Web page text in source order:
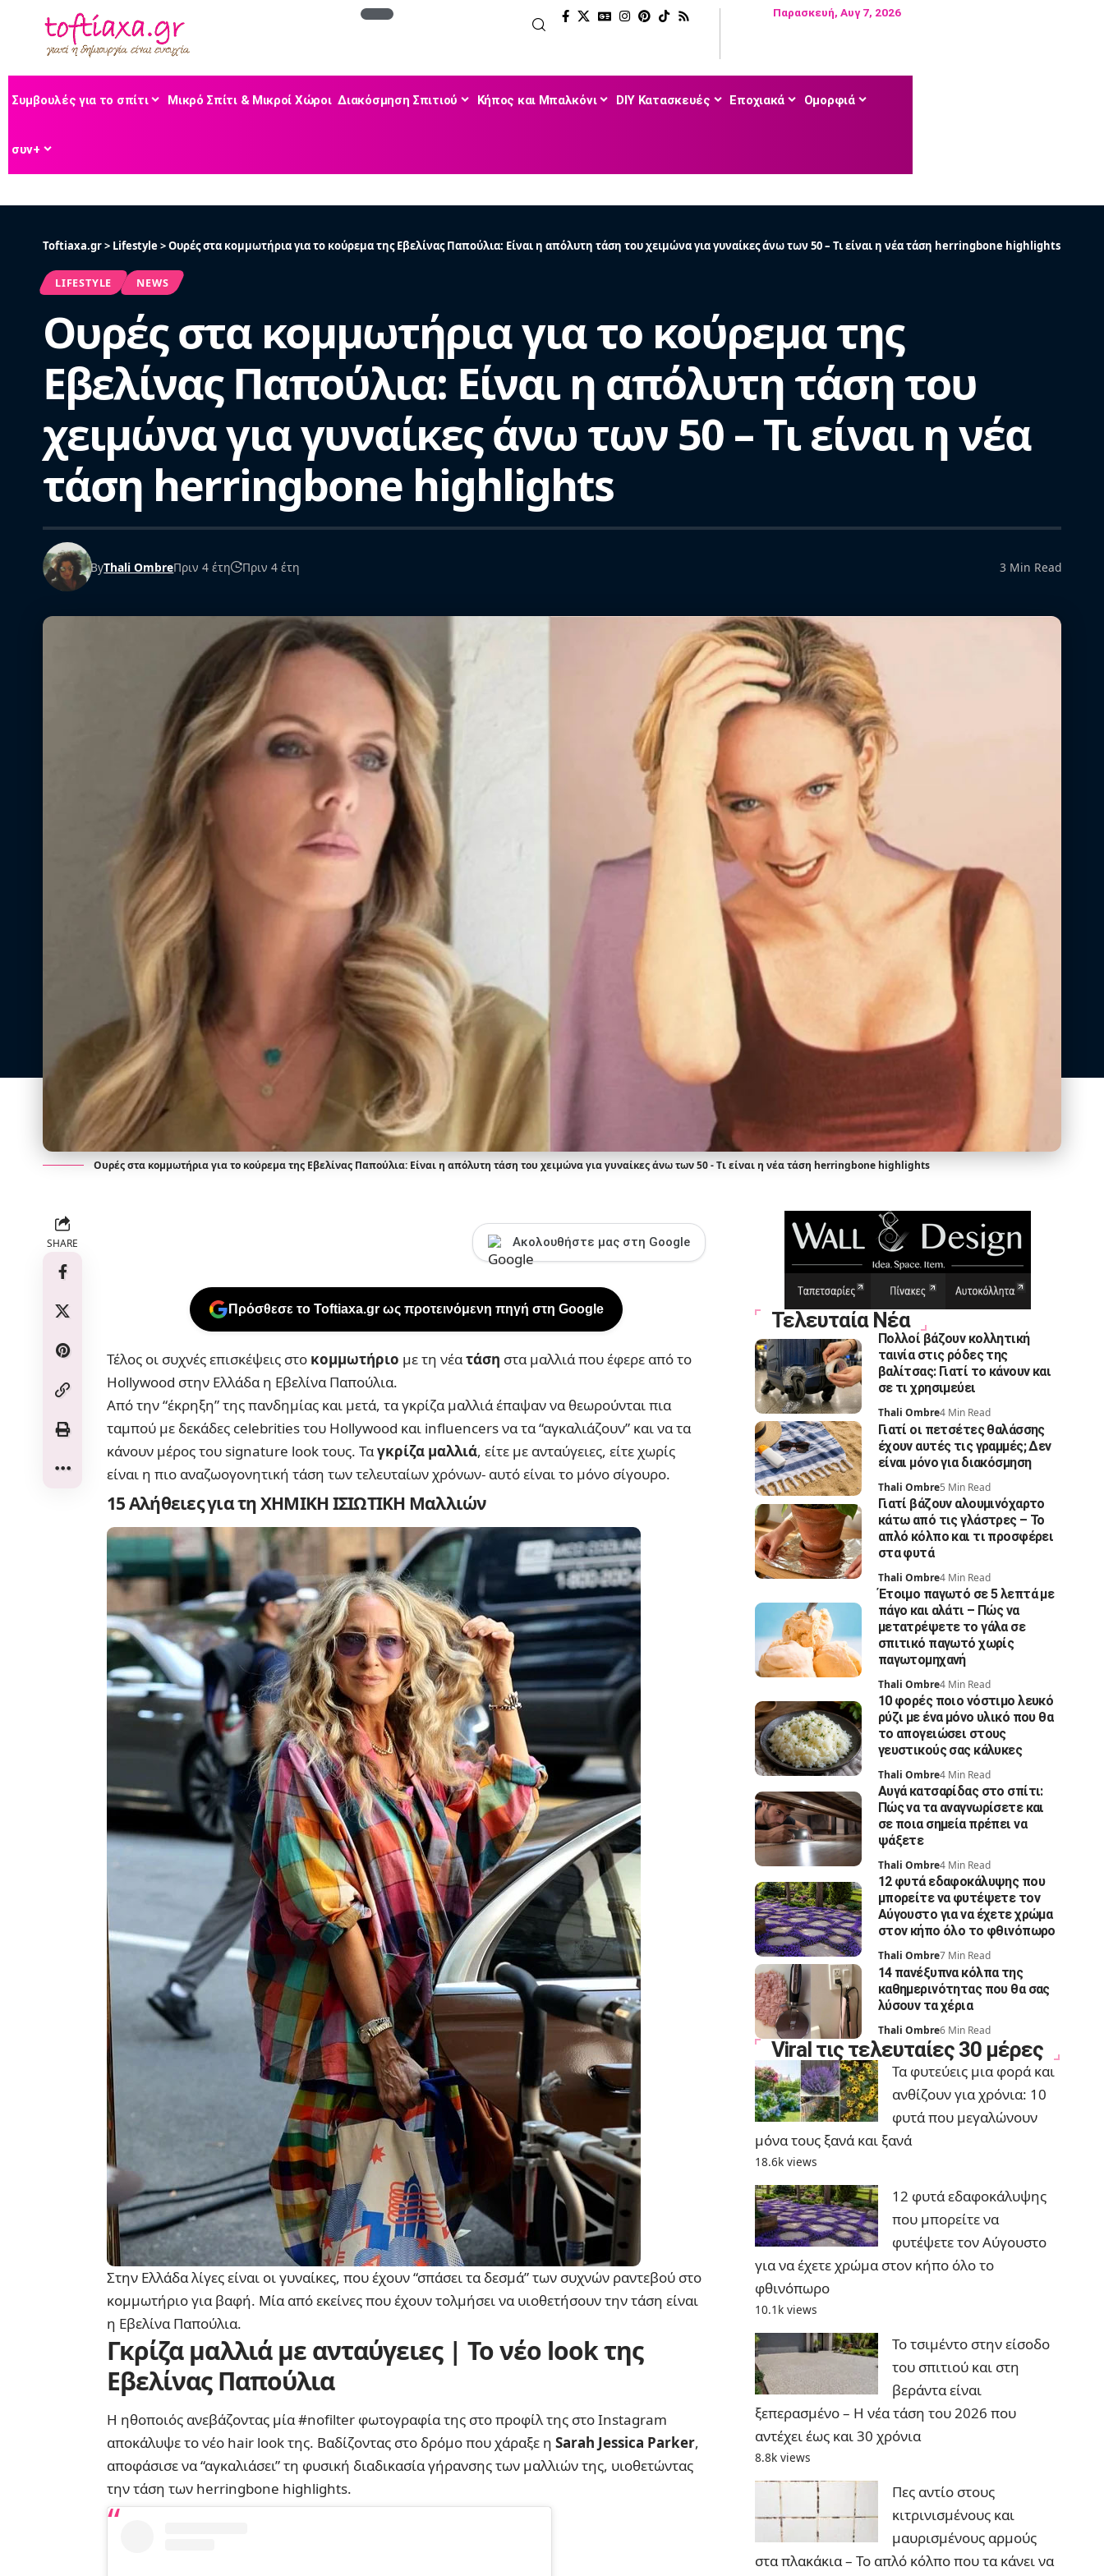
Παρασκευή, Αυγ 7, 2026
Συμβουλές για το σπίτι Μικρό Σπίτι & Μικροί Χώροι Διακόσμηση Σπιτιού Κήπος και Μπαλκόνι DIY Κατασκευές Εποχιακά Ομορφιά
συν+
Toftiaxa.gr> Lifestyle>Ουρές στα κομμωτήρια για το κούρεμα της Εβελίνας Παπούλια: Είναι η απόλυτη τάση του χειμώνα για γυναίκες άνω των 50 – Τι είναι η νέα τάση herringbone highlights
LIFESTYLE NEWS
Ουρές στα κομμωτήρια για το κούρεμα της
Εβελίνας Παπούλια: Είναι η απόλυτη τάση του
χειμώνα για γυναίκες άνω των 50 – Τι είναι η νέα
τάση herringbone highlights
ByThali OmbreΠριν 4 έτη Πριν 4 έτη 3 Min Read
Ουρές στα κομμωτήρια για το κούρεμα της Εβελίνας Παπούλια: Είναι η απόλυτη τάση του χειμώνα για γυναίκες άνω των 50 - Τι είναι η νέα τάση herringbone highlights
SHARE Ακολουθήστε μας στη Google
Πρόσθεσε το Toftiaxa.gr ως προτεινόμενη πηγή στη Google
Τέλος οι συχνές επισκέψεις στο κομμωτήριο με τη νέατάση στα μαλλιά που έφερε από το
Hollywood στην Ελλάδα η Εβελίνα Παπούλια.
Από την “έκρηξη” της πανδημίας και μετά, τα γκρίζα μαλλιά έπαψαν να θεωρούνται πια
ταμπού με δεκάδες celebrities του Hollywood και influencers να τα “αγκαλιάζουν” και να τα
κάνουν μέρος του signature look τους. Ταγκρίζα μαλλιά, είτε με ανταύγειες, είτε χωρίς
είναι η πιο αναζωογονητική τάση των τελευταίων χρόνων- αυτό είναι το μόνο σίγουρο.
15 Αλήθειες για τη ΧΗΜΙΚΗ ΙΣΙΩΤΙΚΗ Μαλλιών
Στην Ελλάδα λίγες είναι οι γυναίκες, που έχουν “σπάσει τα δεσμά” των συχνών ραντεβού στο
κομμωτήριο για βαφή. Μία από εκείνες που έχουν τολμήσει να υιοθετήσουν την τάση είναι
η Εβελίνα Παπούλια.
Γκρίζα μαλλιάμε ανταύγειες | Το νέο look της
Εβελίνας Παπούλια
Η ηθοποιός ανεβάζοντας μία #nofilter φωτογραφία της στο προφίλ της στο Instagram
αποκάλυψε το νέο hair look της. Βαδίζοντας στο δρόμο που χάραξε η Sarah Jessica Parker,
αποφάσισε να “αγκαλιάσει” τη φυσική διαδικασία γήρανσης των μαλλιών της, υιοθετώντας
την τάση των herringbone highlights.
Τελευταία Νέα
Πολλοί βάζουν κολλητική
ταινία στις ρόδες της
βαλίτσας: Γιατί το κάνουν και
σε τι χρησιμεύει
Thali Ombre4 Min Read
Γιατί οι πετσέτες θαλάσσης
έχουν αυτές τις γραμμές; Δεν
είναι μόνο για διακόσμηση
Thali Ombre5 Min Read
Γιατί βάζουν αλουμινόχαρτο
κάτω από τις γλάστρες – Το
απλό κόλπο και τι προσφέρει
στα φυτά
Thali Ombre4 Min Read
Έτοιμο παγωτό σε 5 λεπτά με
πάγο και αλάτι – Πώς να
μετατρέψετε το γάλα σε
σπιτικό παγωτό χωρίς
παγωτομηχανή
Thali Ombre4 Min Read
10 φορές ποιο νόστιμο λευκό
ρύζι με ένα μόνο υλικό που θα
το απογειώσει στους
γευστικούς σας κάλυκες
Thali Ombre4 Min Read
Αυγά κατσαρίδας στο σπίτι:
Πώς να τα αναγνωρίσετε και
σε ποια σημεία πρέπει να
ψάξετε
Thali Ombre4 Min Read
12 φυτά εδαφοκάλυψης που
μπορείτε να φυτέψετε τον
Αύγουστο για να έχετε χρώμα
στον κήπο όλο το φθινόπωρο
Thali Ombre7 Min Read
14 πανέξυπνα κόλπα της
καθημερινότητας που θα σας
λύσουν τα χέρια
Thali Ombre6 Min Read
Viral τις τελευταίες 30 μέρες
Τα φυτεύεις μια φορά και
ανθίζουν για χρόνια: 10
φυτά που μεγαλώνουν
μόνα τους ξανά και ξανά
18.6k views
12 φυτά εδαφοκάλυψης
που μπορείτε να
φυτέψετε τον Αύγουστο
για να έχετε χρώμα στον κήπο όλο το
φθινόπωρο
10.1k views
Το τσιμέντο στην είσοδο
του σπιτιού και στη
βεράντα είναι
ξεπερασμένο – Η νέα τάση του 2026 που
αντέχει έως και 30 χρόνια
8.8k views
Πες αντίο στους
κιτρινισμένους και
μαυρισμένους αρμούς
στα πλακάκια – Το απλό κόλπο που τα κάνει να